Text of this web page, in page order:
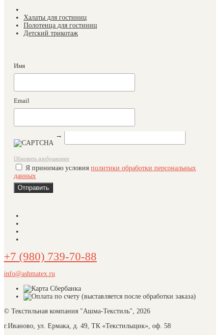
Халаты для гостиниц
Полотенца для гостиниц
Детский трикотаж
Имя
Email
→
Обновить изображение
Я принимаю условия политики обработки персональных
данных
+7 (980) 739-70-88
info@ashmatex.ru
© Текстильная компания "Ашма-Текстиль", 2026
г.Иваново, ул. Ермака, д. 49, ТК «Текстильщик», оф. 58